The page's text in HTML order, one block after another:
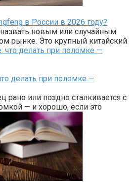
в России в 2026 году?
новым или случайным
рынке. Это крупный китайский
делать при поломке —
или поздно сталкивается с
— и хорошо, если это